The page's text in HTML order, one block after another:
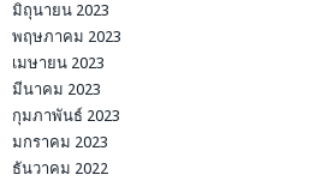
มิถุนายน 2023
พฤษภาคม 2023
เมษายน 2023
มีนาคม 2023
กุมภาพันธ์ 2023
มกราคม 2023
ธันวาคม 2022